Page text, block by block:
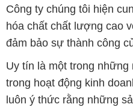
Công ty chúng tôi hiện
hóa chất chất lượng cao
đảm bảo sự thành công
Uy tín là một trong những
trong hoạt động kinh
luôn ý thức rằng những